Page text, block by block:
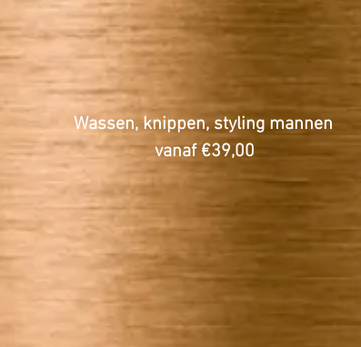
Wassen, knippen, styling mannen
vanaf €39,00